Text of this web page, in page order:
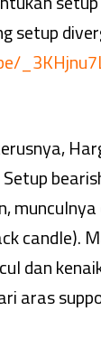
setup
candle).
dan
aras